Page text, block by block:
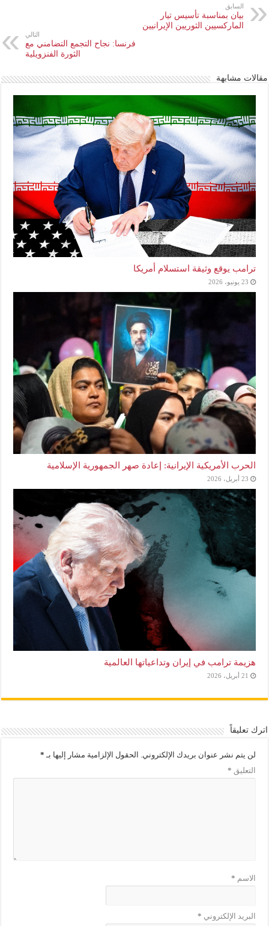
السابق
بيان بمناسبة تأسيس تيار
الماركسيين الثوريين الإيرانيين
التالي
فرنسا: نجاح التجمع التضامني مع
الثورة الفنزويلية
مقالات مشابهة
ترامب يوقع وثيقة استسلام أمريكا
23 يونيو، 2026
الحرب الأمريكية الإيرانية: إعادة صهر الجمهورية الإسلامية
23 أبريل، 2026
هزيمة ترامب في إيران وتداعياتها العالمية
21 أبريل، 2026
اترك تعليقاً
لن يتم نشر عنوان بريدك الإلكتروني. الحقول الإلزامية مشار إليها بـ *
التعليق *
الاسم *
البريد الإلكتروني *